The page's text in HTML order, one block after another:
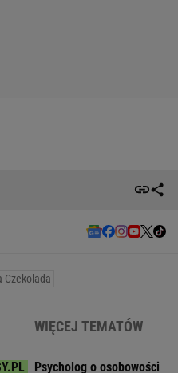
Czekolada
WIĘCEJ TEMATÓW
Psycholog o osobowości